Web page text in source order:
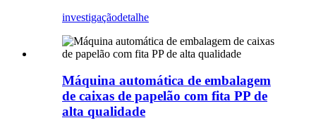
investigaçãodetalhe
Máquina automática de embalagem
de caixas de papelão com fita PP de
alta qualidade